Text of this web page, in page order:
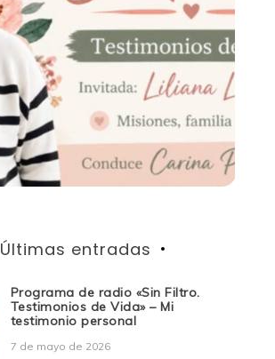
Últimas entradas
Programa de radio «Sin Filtro.
Testimonios de Vida» – Mi
testimonio personal
7 de mayo de 2026